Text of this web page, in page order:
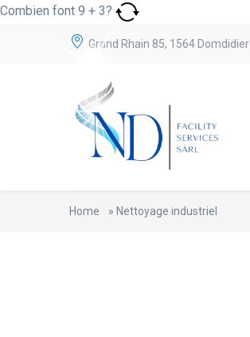
Combien font 9 + 3?
Grand Rhain 85, 1564 Domdidier
Home » Nettoyage industriel